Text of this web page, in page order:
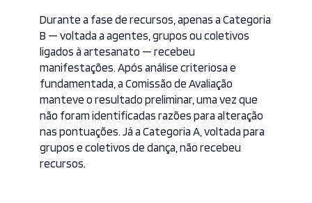
Durante a fase de recursos, apenas a Categoria
B — voltada a agentes, grupos ou coletivos
ligados à artesanato — recebeu
manifestações. Após análise criteriosa e
fundamentada, a Comissão de Avaliação
manteve o resultado preliminar, uma vez que
não foram identificadas razões para alteração
nas pontuações. Já a Categoria A, voltada para
grupos e coletivos de dança, não recebeu
recursos.